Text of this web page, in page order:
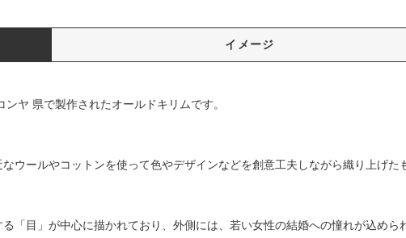
イメージ
ヤ 県で製作されたオールドキリムです。
ウールやコットンを使って色やデザインなどを創意工夫しながら織り上げた
「目」が中心に描かれており、外側には、若い女性の結婚への憧れが込めら